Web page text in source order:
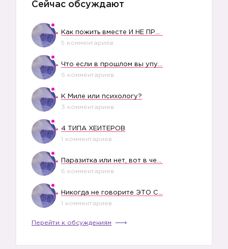
Сейчас обсуждают
5 комментариев
6 комментариев
К Миле или психологу?
3 комментариев
4 ТИПА ХЕЙТЕРОВ
1 комментариев
6 комментариев
1 комментариев
Перейти к обсуждениям